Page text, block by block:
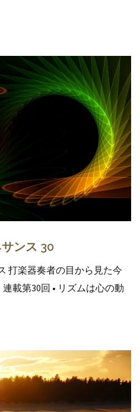
ンス 30
打楽器奏者の目から見た今
第30回 • リズムは心の動